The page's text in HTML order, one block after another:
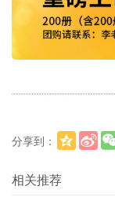
分享到：
相关推荐